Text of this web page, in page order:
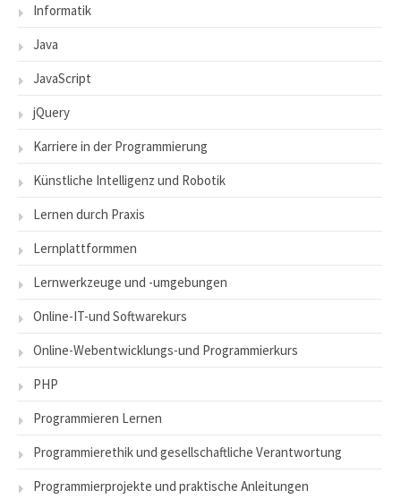
Informatik
Java
JavaScript
jQuery
Karriere in der Programmierung
Künstliche Intelligenz und Robotik
Lernen durch Praxis
Lernplattformmen
Lernwerkzeuge und -umgebungen
Online-IT-und Softwarekurs
Online-Webentwicklungs-und Programmierkurs
PHP
Programmieren Lernen
Programmierethik und gesellschaftliche Verantwortung
Programmierprojekte und praktische Anleitungen